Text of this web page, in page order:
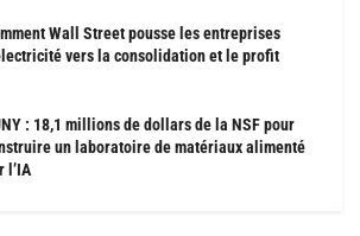
Wall Street pousse les entreprises
vers la consolidation et le profit
: 18,1 millions de dollars de la NSF pour
un laboratoire de matériaux alimenté
l’IA